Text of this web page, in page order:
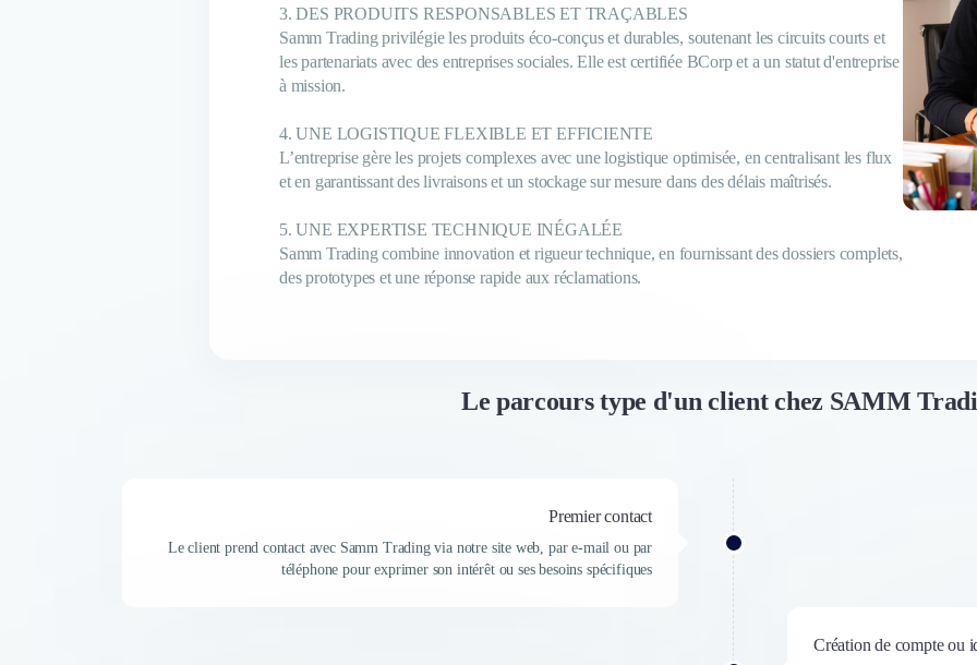
3. DES PRODUITS RESPONSABLES ET TRAÇABLES
Samm Trading privilégie les produits éco-conçus et durables, soutenant les circuits courts et
les partenariats avec des entreprises sociales. Elle est certifiée BCorp et a un statut d'entreprise
à mission.
4. UNE LOGISTIQUE FLEXIBLE ET EFFICIENTE
L’entreprise gère les projets complexes avec une logistique optimisée, en centralisant les flux
et en garantissant des livraisons et un stockage sur mesure dans des délais maîtrisés.
5. UNE EXPERTISE TECHNIQUE INÉGALÉE
Samm Trading combine innovation et rigueur technique, en fournissant des dossiers complets,
des prototypes et une réponse rapide aux réclamations.
Le parcours type d'un client chez SAMM
Premier contact
Le client prend contact avec Samm Trading via notre site web, par e-mail ou par
téléphone pour exprimer son intérêt ou ses besoins spécifiques
Création de compte ou